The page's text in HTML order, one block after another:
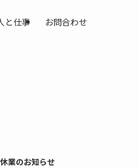
と仕事 お問合わせ
業のお知らせ